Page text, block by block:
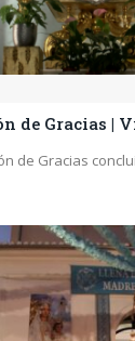
de Gracias |
de Gracias